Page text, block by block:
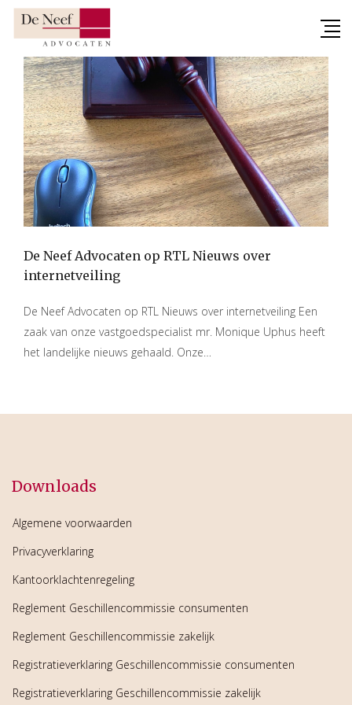
Skip
De Neef Advocaten op RTL Nieuws over
internetveiling
De Neef Advocaten op RTL Nieuws over internetveiling Een
zaak van onze vastgoedspecialist mr. Monique Uphus heeft
het landelijke nieuws gehaald. Onze…
Downloads
Algemene voorwaarden
Privacyverklaring
Kantoorklachtenregeling
Reglement Geschillencommissie consumenten
Reglement Geschillencommissie zakelijk
Registratieverklaring Geschillencommissie consumenten
Registratieverklaring Geschillencommissie zakelijk